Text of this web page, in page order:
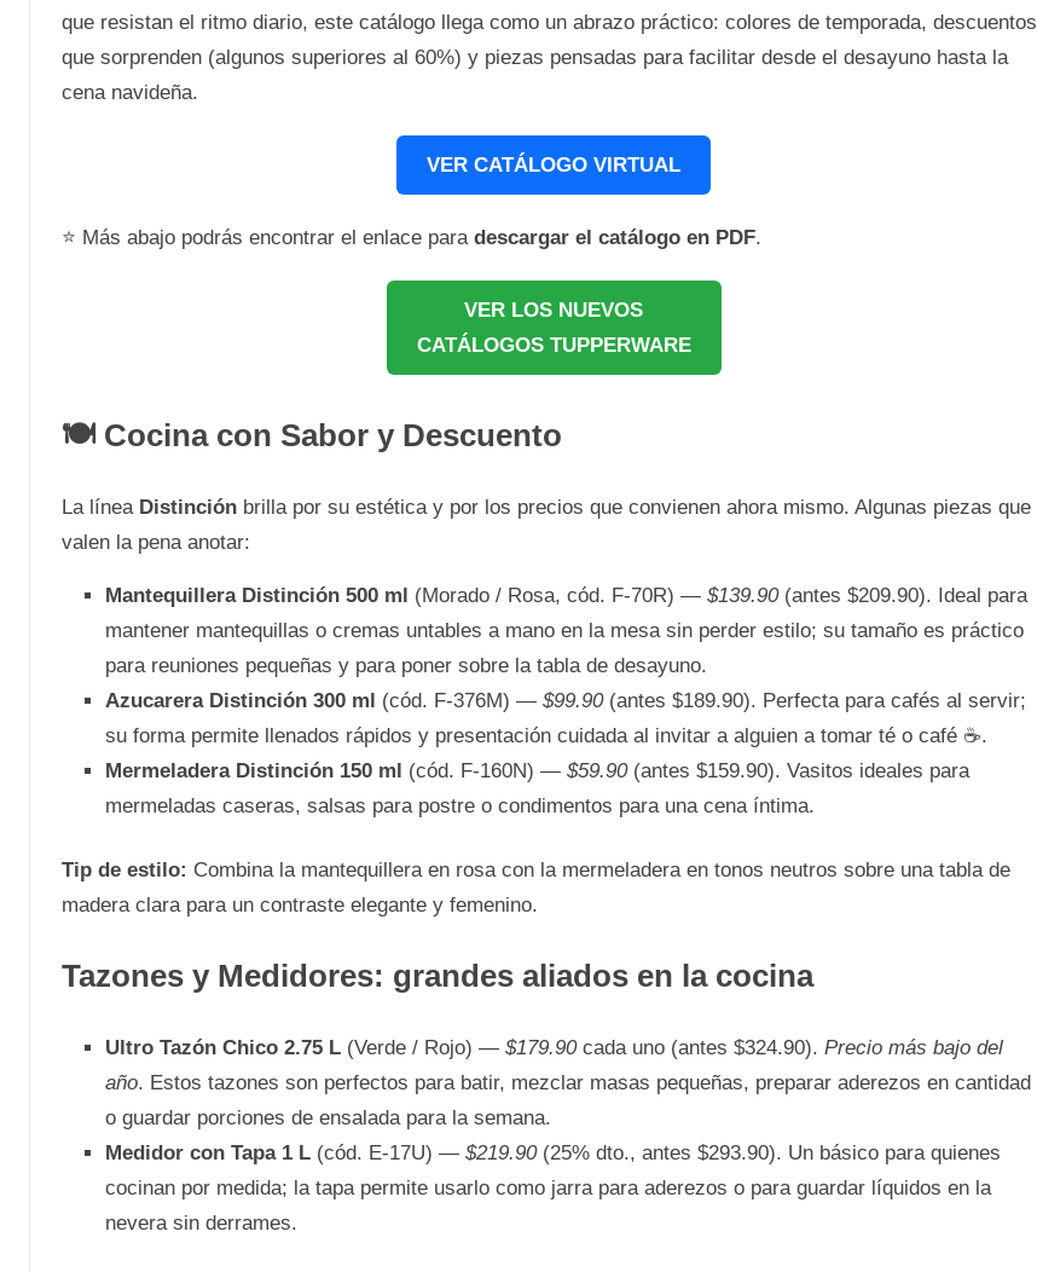
que resistan el ritmo diario, este catálogo llega como un abrazo práctico: colores de temporada, descuentos
que sorprenden (algunos superiores al 60%) y piezas pensadas para facilitar desde el desayuno hasta la
cena navideña.
VER CATÁLOGO VIRTUAL
⭐ Más abajo podrás encontrar el enlace para descargar el catálogo en PDF.
VER LOS NUEVOS
CATÁLOGOS TUPPERWARE
🍽️ Cocina con Sabor y Descuento
La línea Distinciónbrilla por su estética y por los precios que convienen ahora mismo. Algunas piezas que
valen la pena anotar:
Mantequillera Distinción 500 ml (Morado / Rosa, cód. F-70R) — $139.90(antes $209.90). Ideal para
mantener mantequillas o cremas untables a mano en la mesa sin perder estilo; su tamaño es práctico
para reuniones pequeñas y para poner sobre la tabla de desayuno.
Azucarera Distinción 300 ml (cód. F-376M) — $99.90(antes $189.90). Perfecta para cafés al servir;
su forma permite llenados rápidos y presentación cuidada al invitar a alguien a tomar té o café ☕.
Mermeladera Distinción 150 ml (cód. F-160N) — $59.90(antes $159.90). Vasitos ideales para
mermeladas caseras, salsas para postre o condimentos para una cena íntima.
Tip de estilo: Combina la mantequillera en rosa con la mermeladera en tonos neutros sobre una tabla de
madera clara para un contraste elegante y femenino.
Tazones y Medidores: grandes aliados en la cocina
Ultro Tazón Chico 2.75 L(Verde / Rojo) — $179.90cada uno (antes $324.90). Precio más bajo del
año. Estos tazones son perfectos para batir, mezclar masas pequeñas, preparar aderezos en cantidad
o guardar porciones de ensalada para la semana.
Medidor con Tapa 1 L(cód. E-17U) — $219.90(25% dto., antes $293.90). Un básico para quienes
cocinan por medida; la tapa permite usarlo como jarra para aderezos o para guardar líquidos en la
nevera sin derrames.